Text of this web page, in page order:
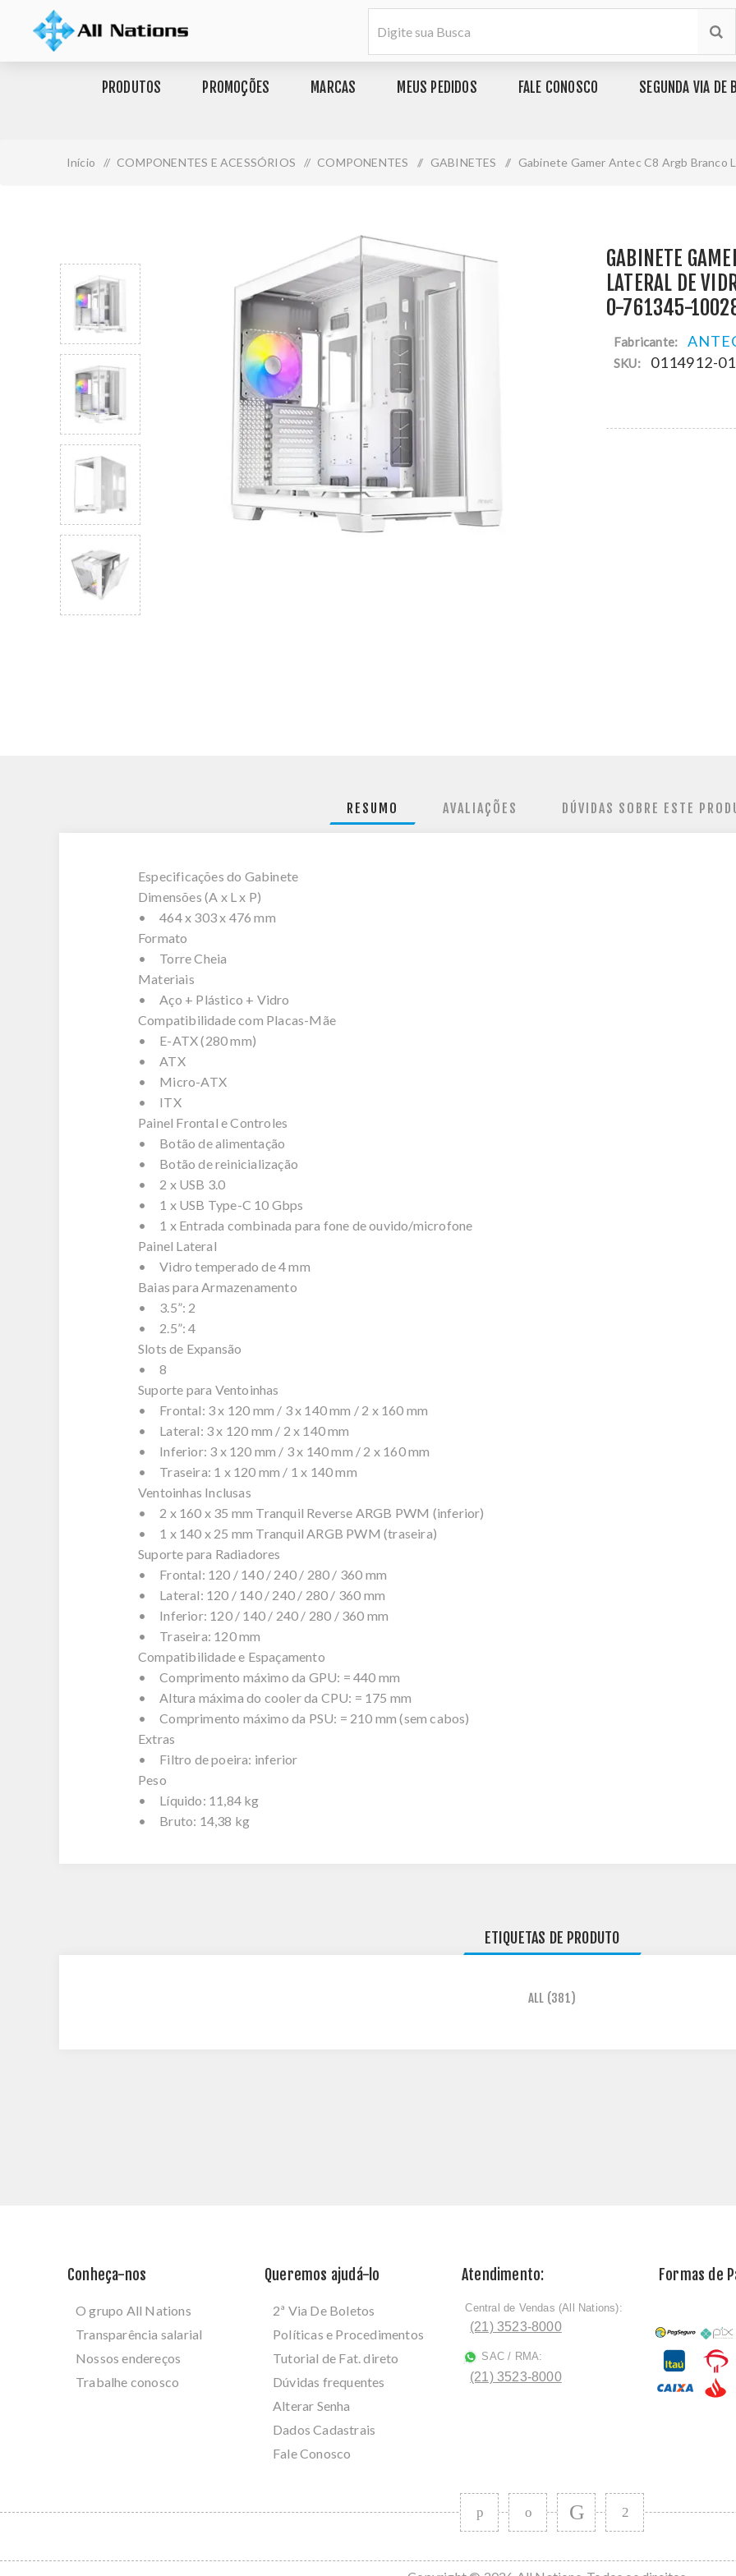
PRODUTOS PROMOÇÕES MARCAS MEUS PEDIDOS FALE CONOSCO SEGUNDA VIA DE
Início / COMPONENTES E ACESSÓRIOS / COMPONENTES / GABINETES / Gabinete Gamer Antec C8 Argb
GABINETE
LATERAL DE
0-761345-
Fabricante:
SKU: 0114912-01
RESUMO AVALIAÇÕES DÚVIDAS SOBRE ESTE
Especificações do Gabinete
Dimensões (A x L x P)
• 464 x 303 x 476 mm
Formato
• Torre Cheia
Materiais
• Aço + Plástico + Vidro
Compatibilidade com Placas-Mãe
• E-ATX (280 mm)
• ATX
• Micro-ATX
• ITX
Painel Frontal e Controles
• Botão de alimentação
• Botão de reinicialização
• 2 x USB 3.0
• 1 x USB Type-C 10 Gbps
• 1 x Entrada combinada para fone de ouvido/microfone
Painel Lateral
• Vidro temperado de 4 mm
Baias para Armazenamento
• 3.5”: 2
• 2.5”: 4
Slots de Expansão
• 8
Suporte para Ventoinhas
• Frontal: 3 x 120 mm / 3 x 140 mm / 2 x 160 mm
• Lateral: 3 x 120 mm / 2 x 140 mm
• Inferior: 3 x 120 mm / 3 x 140 mm / 2 x 160 mm
• Traseira: 1 x 120 mm / 1 x 140 mm
Ventoinhas Inclusas
• 2 x 160 x 35 mm Tranquil Reverse ARGB PWM (inferior)
• 1 x 140 x 25 mm Tranquil ARGB PWM (traseira)
Suporte para Radiadores
• Frontal: 120 / 140 / 240 / 280 / 360 mm
• Lateral: 120 / 140 / 240 / 280 / 360 mm
• Inferior: 120 / 140 / 240 / 280 / 360 mm
• Traseira: 120 mm
Compatibilidade e Espaçamento
• Comprimento máximo da GPU: = 440 mm
• Altura máxima do cooler da CPU: = 175 mm
• Comprimento máximo da PSU: = 210 mm (sem cabos)
Extras
• Filtro de poeira: inferior
Peso
• Líquido: 11,84 kg
• Bruto: 14,38 kg
ETIQUETAS DE PRODUTO
ALL (381)
Conheça-nos
O grupo All Nations
Transparência salarial
Nossos endereços
Trabalhe conosco
Queremos ajudá-lo
2ª Via De Boletos
Políticas e Procedimentos
Tutorial de Fat. direto
Dúvidas frequentes
Alterar Senha
Dados Cadastrais
Fale Conosco
Atendimento:
ﾠCentral de Vendas (All Nations):
(21) 3523-8000
SAC / RMA:
(21) 3523-8000
Formas de